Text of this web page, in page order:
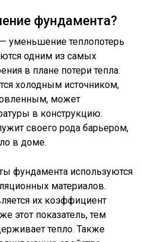
фундамента?
уменьшение теплопотерь
одним из самых
в плане потери тепла.
холодным источником,
может
в конструкцию.
своего рода барьером,
в доме.
фундамента используются
материалов.
их коэффициент
этот показатель, тем
тепло. Также